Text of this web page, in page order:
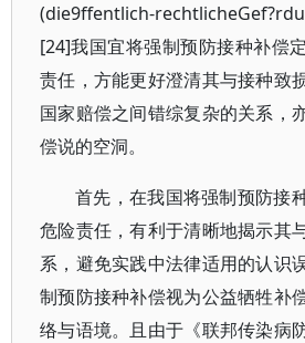
(die9ffentlich-
[24]我国宜将强制预防接种补偿
责任，方能更好澄清其与接种致
国家赔偿之间错综复杂的关系，
偿说的空洞。
首先，在我国将强制预防接
危险责任，有利于清晰地揭示其
系，避免实践中法律适用的认识
制预防接种补偿视为公益牺牲补
络与语境。且由于《联邦传染病